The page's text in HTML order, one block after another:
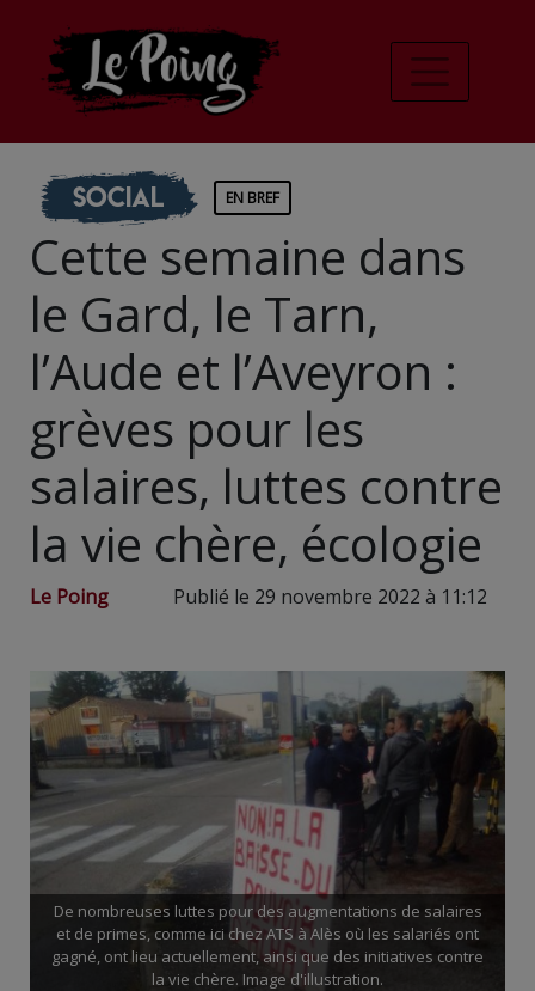
Social EN BREF
Cette semaine dans
le Gard, le Tarn,
l’Aude et l’Aveyron :
grèves pour les
salaires, luttes contre
la vie chère, écologie
Le Poing Publié le 29 novembre 2022 à 11:12
De nombreuses luttes pour des augmentations de salaires
et de primes, comme ici chez ATS à Alès où les salariés ont
gagné, ont lieu actuellement, ainsi que des initiatives contre
la vie chère. Image d'illustration.